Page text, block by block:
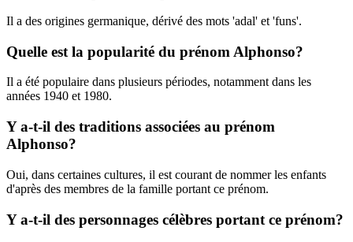
Il a des origines germanique, dérivé des mots 'adal' et 'funs'.
Quelle est la popularité du prénom Alphonso?
Il a été populaire dans plusieurs périodes, notamment dans les
années 1940 et 1980.
Y a-t-il des traditions associées au prénom
Alphonso?
Oui, dans certaines cultures, il est courant de nommer les enfants
d'après des membres de la famille portant ce prénom.
Y a-t-il des personnages célèbres portant ce prénom?